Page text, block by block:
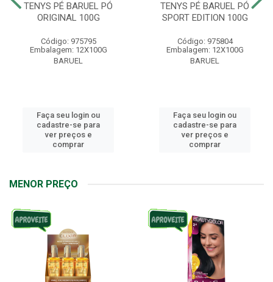
TENYS PÉ BARUEL PÓ
ORIGINAL 100G
Código: 975795
Embalagem: 12X100G
BARUEL
Faça seu login ou
cadastre-se para
ver preços e
comprar
TENYS PÉ BARUEL PÓ
SPORT EDITION 100G
Código: 975804
Embalagem: 12X100G
BARUEL
Faça seu login ou
cadastre-se para
ver preços e
comprar
MENOR PREÇO